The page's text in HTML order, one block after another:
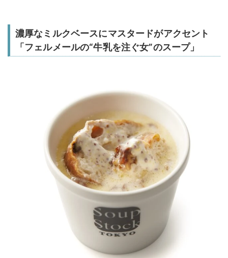
濃厚なミルクベースにマスタードがアクセント
「フェルメールの“牛乳を注ぐ女”のスープ」